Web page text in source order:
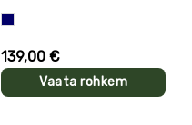
139,00 €
Vaata rohkem